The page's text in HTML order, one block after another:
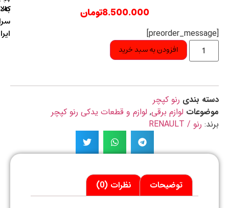
8.500.000تومان
افزودن به سبد خرید
بندی رنو کپچر
لوازم برقی,لوازم و قطعات یدکی رنو کپچر
رنو / RENAULT
سراسر
توضیحات نظرات (0)